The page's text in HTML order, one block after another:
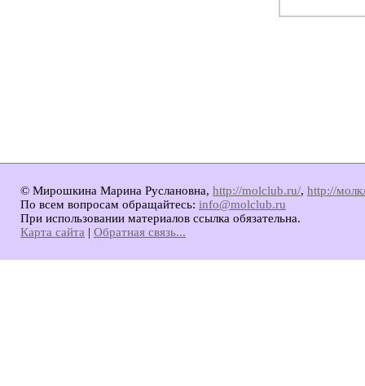
© Мирошкина Марина Руслановна, http://molclub.ru/, http://
По всем вопросам обращайтесь: info@molclub.ru
При использовании материалов ссылка обязательна.
Карта сайта | Обратная связь...